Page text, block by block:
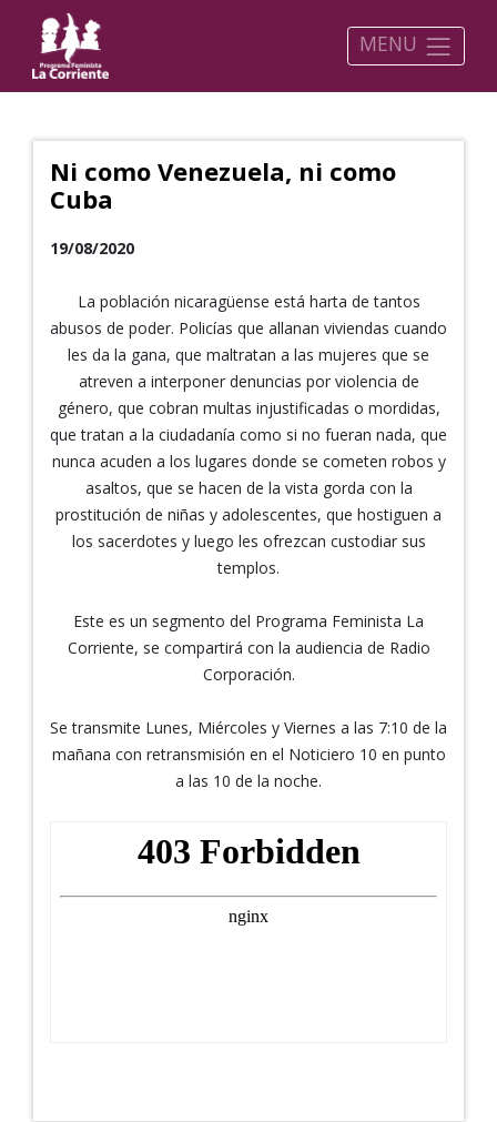
MENU
Ni como Venezuela, ni como
Cuba
19/08/2020
La población nicaragüense está harta de tantos
abusos de poder. Policías que allanan viviendas cuando
les da la gana, que maltratan a las mujeres que se
atreven a interponer denuncias por violencia de
género, que cobran multas injustificadas o mordidas,
que tratan a la ciudadanía como si no fueran nada, que
nunca acuden a los lugares donde se cometen robos y
asaltos, que se hacen de la vista gorda con la
prostitución de niñas y adolescentes, que hostiguen a
los sacerdotes y luego les ofrezcan custodiar sus
templos.
Este es un segmento del Programa Feminista La
Corriente, se compartirá con la audiencia de Radio
Corporación.
Se transmite Lunes, Miércoles y Viernes a las 7:10 de la
mañana con retransmisión en el Noticiero 10 en punto
a las 10 de la noche.